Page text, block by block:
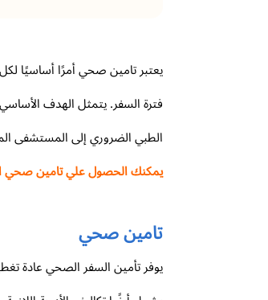
يعتبر تامين صحي أمرًا أساسيًا
فترة السفر. يتمثل الهدف
الطبي الضروري إلى المستشفى
يمكنك الحصول علي تامين صحي
تامين صحي
يوفر تأمين السفر الصحي عادة